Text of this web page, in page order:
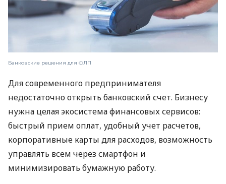
Банковские решения для ФЛП
Для современного предпринимателя
недостаточно открыть банковский счет. Бизнесу
нужна целая экосистема финансовых сервисов:
быстрый прием оплат, удобный учет расчетов,
корпоративные карты для расходов, возможность
управлять всем через смартфон и
минимизировать бумажную работу.